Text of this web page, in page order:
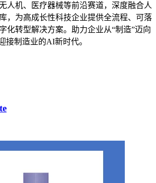
人机、医疗器械等前沿赛道，深度融合人
，为高成长性科技企业提供全流程、可落
化转型解决方案。助力企业从“制造”迈向
接制造业的AI新时代。